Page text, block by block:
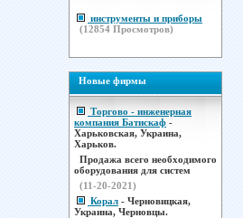
инструменты и приборы
(12854 Просмотров)
Новые фирмы
Торгово - инженерная
компания Батискаф -
Харьковская, Украина,
Харьков.
Продажа всего необходимого
оборудования для систем
(11-20-2021)
Корал - Черновицкая,
Украина, Черновцы.